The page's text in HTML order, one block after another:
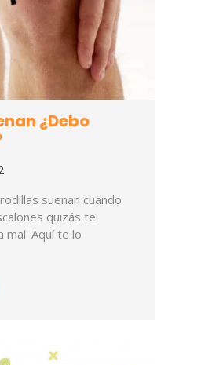
¿Debo
suenan cuando
quizás te
mal. Aquí te lo